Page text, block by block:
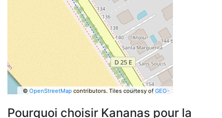
© OpenStreetMapcontributors. Tiles courtesy of GEO-
Pourquoi choisir Kananas pour la